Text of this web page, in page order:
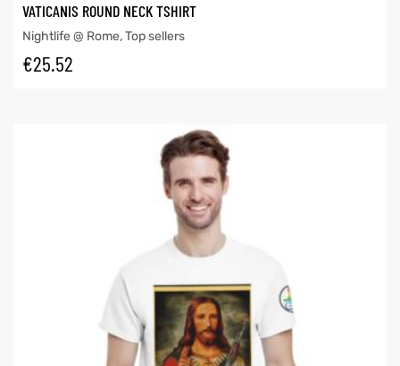
VATICANIS ROUND NECK TSHIRT
Nightlife @ Rome,Top sellers
€25.52